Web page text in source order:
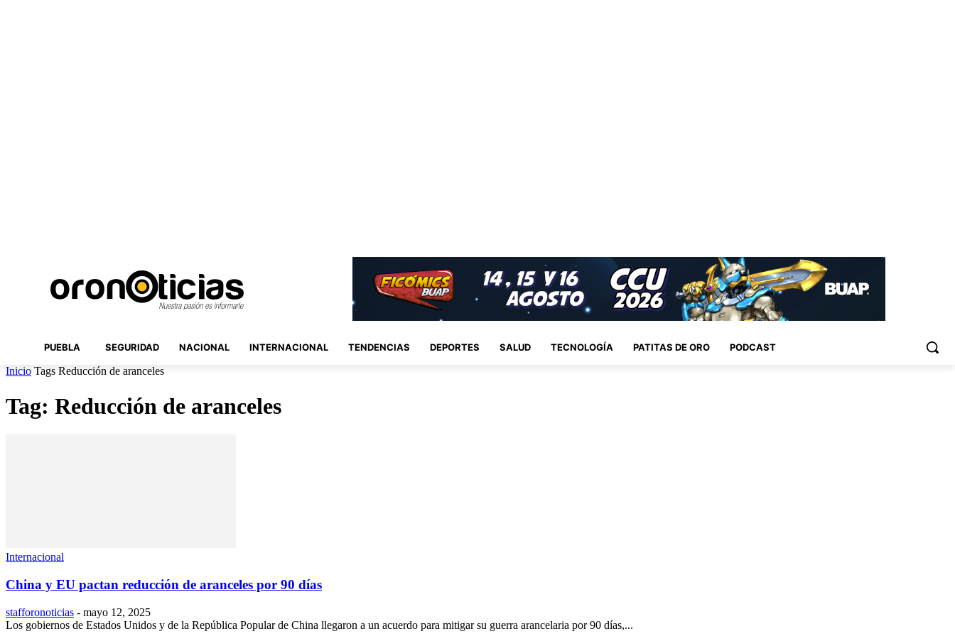
PUEBLA SEGURIDAD NACIONAL INTERNACIONAL TENDENCIAS DEPORTES SALUD TECNOLOGÍA PATITAS DE ORO PODCAST
Inicio Tags Reducción de aranceles
Tag: Reducción de aranceles
Internacional
China y EU pactan reducción de aranceles por 90 días
stafforonoticias - mayo 12, 2025
Los gobiernos de Estados Unidos y de la República Popular de China llegaron a un acuerdo para mitigar su guerra arancelaria por 90 días,...